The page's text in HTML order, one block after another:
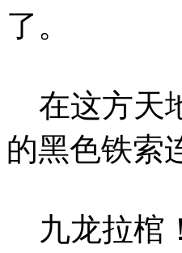
了。
在这方天
的黑色铁索
九龙拉棺！